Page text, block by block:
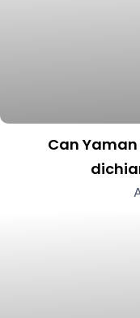
Can Yaman